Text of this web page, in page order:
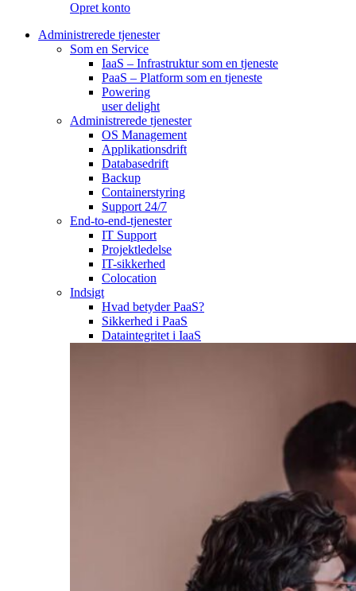
Opret konto
Administrerede tjenester
Som en Service
IaaS – Infrastruktur som en tjeneste
PaaS – Platform som en tjeneste
Powering
user delight
Administrerede tjenester
OS Management
Applikationsdrift
Databasedrift
Backup
Containerstyring
Support 24/7
End-to-end-tjenester
IT Support
Projektledelse
IT-sikkerhed
Colocation
Indsigt
Hvad betyder PaaS?
Sikkerhed i PaaS
Dataintegritet i IaaS